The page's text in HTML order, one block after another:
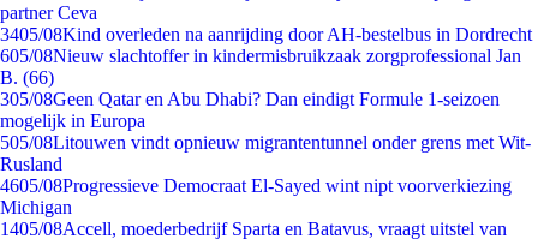
partner Ceva
3405/08Kind overleden na aanrijding door AH-bestelbus in Dordrecht
605/08Nieuw slachtoffer in kindermisbruikzaak zorgprofessional Jan
B. (66)
305/08Geen Qatar en Abu Dhabi? Dan eindigt Formule 1-seizoen
mogelijk in Europa
505/08Litouwen vindt opnieuw migrantentunnel onder grens met Wit-
Rusland
4605/08Progressieve Democraat El-Sayed wint nipt voorverkiezing
Michigan
1405/08Accell, moederbedrijf Sparta en Batavus, vraagt uitstel van